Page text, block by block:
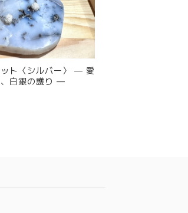
〈シルバー〉 — 愛
白銀の護り —